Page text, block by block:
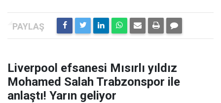
Liverpool efsanesi Mısırlı yıldız
Mohamed Salah Trabzonspor ile
anlaştı! Yarın geliyor